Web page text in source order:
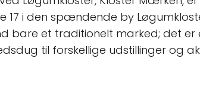
17 i den spændende by
bare et traditionelt marked; det
til forskellige udstillinger og